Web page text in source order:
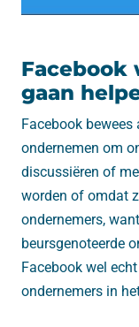
Facebook
gaan
Facebook bewees
ondernemen om
discussiëren of
worden of omdat
ondernemers,
beursgenoteerde
Facebook wel
ondernemers in